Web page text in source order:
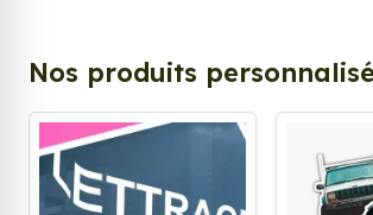
Nos produits